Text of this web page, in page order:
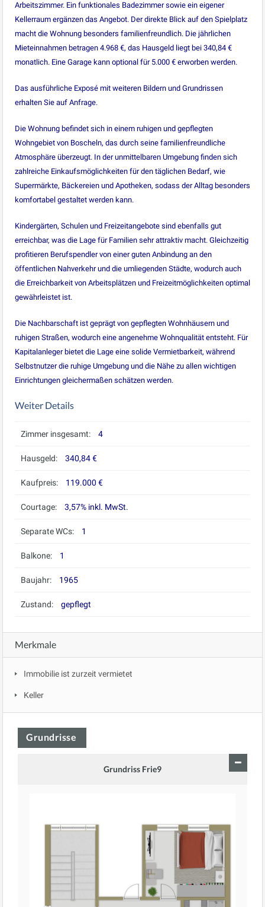
Arbeitszimmer. Ein funktionales Badezimmer sowie ein eigener
Kellerraum ergänzen das Angebot. Der direkte Blick auf den Spielplatz
macht die Wohnung besonders familienfreundlich. Die jährlichen
Mieteinnahmen betragen 4.968 €, das Hausgeld liegt bei 340,84 €
monatlich. Eine Garage kann optional für 5.000 € erworben werden.
Das ausführliche Exposé mit weiteren Bildern und Grundrissen
erhalten Sie auf Anfrage.
Die Wohnung befindet sich in einem ruhigen und gepflegten
Wohngebiet von Boscheln, das durch seine familienfreundliche
Atmosphäre überzeugt. In der unmittelbaren Umgebung finden sich
zahlreiche Einkaufsmöglichkeiten für den täglichen Bedarf, wie
Supermärkte, Bäckereien und Apotheken, sodass der Alltag besonders
komfortabel gestaltet werden kann.
Kindergärten, Schulen und Freizeitangebote sind ebenfalls gut
erreichbar, was die Lage für Familien sehr attraktiv macht. Gleichzeitig
profitieren Berufspendler von einer guten Anbindung an den
öffentlichen Nahverkehr und die umliegenden Städte, wodurch auch
die Erreichbarkeit von Arbeitsplätzen und Freizeitmöglichkeiten optimal
gewährleistet ist.
Die Nachbarschaft ist geprägt von gepflegten Wohnhäusern und
ruhigen Straßen, wodurch eine angenehme Wohnqualität entsteht. Für
Kapitalanleger bietet die Lage eine solide Vermietbarkeit, während
Selbstnutzer die ruhige Umgebung und die Nähe zu allen wichtigen
Einrichtungen gleichermaßen schätzen werden.
Weiter Details
Zimmer insgesamt: 4
Hausgeld: 340,84 €
Kaufpreis: 119.000 €
Courtage: 3,57% inkl. MwSt.
Separate WCs: 1
Balkone: 1
Baujahr: 1965
Zustand: gepflegt
Merkmale
Immobilie ist zurzeit vermietet
Keller
Grundrisse
Grundriss Frie9